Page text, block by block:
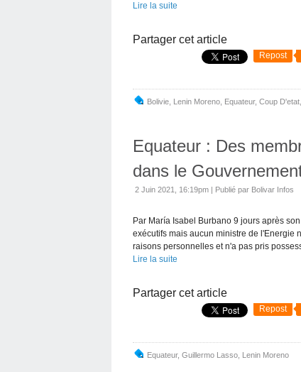
Lire la suite
Partager cet article
Repost
Bolivie Lenin Moreno Equateur, Coup D'etat
Equateur : Des
dans le
2 Juin 2021, 16:19pm | Publié par Bolivar Infos
Par María Isabel Burbano 9 jours après
exécutifs mais aucun ministre de l'Energie
raisons personnelles et n'a pas pris
Lire la suite
Partager cet article
Repost
Equateur, Guillermo Lasso Lenin Moreno